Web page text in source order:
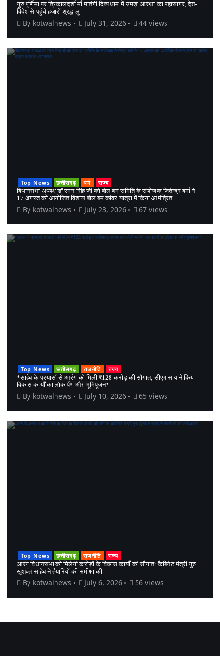
गुरु पूर्णिमा पर त्रिकालदर्शी माँ मातंगी दिव्य धाम में उमड़ा आस्था का महासागर, देश-
विदेश से पहुंचे हजारों श्रद्धालु
By kotwalnews July 31, 2026 44 views
Top News छत्तीसगढ़ धर्म
राज्य
विधानसभा अध्यक्ष डॉ रमन सिंह जी को बोल बम समिति के संयोजक जितेन्द्र वर्मा ने
17 अगस्त को आयोजित विशाल बोल बम कांवर यात्रा में किया आमंत्रित
By kotwalnews July 23, 2026 67 views
Top News छत्तीसगढ़ राजनीति
राज्य
*साहेब के प्रयासों से आरंग को मिली ₹128 करोड़ की सौगात, सीएम साय ने किया
विकास कार्यों का लोकार्पण और भूमिपूजन*
By kotwalnews July 10, 2026 65 views
Top News छत्तीसगढ़ राजनीति
राज्य
आरंग विधानसभा को मिलेगी करोड़ों के विकास कार्यों की सौगात: कैबिनेट मंत्री गुरु
खुशवंत साहेब ने तैयारियों की समीक्षा की
By kotwalnews July 6, 2026 56 views